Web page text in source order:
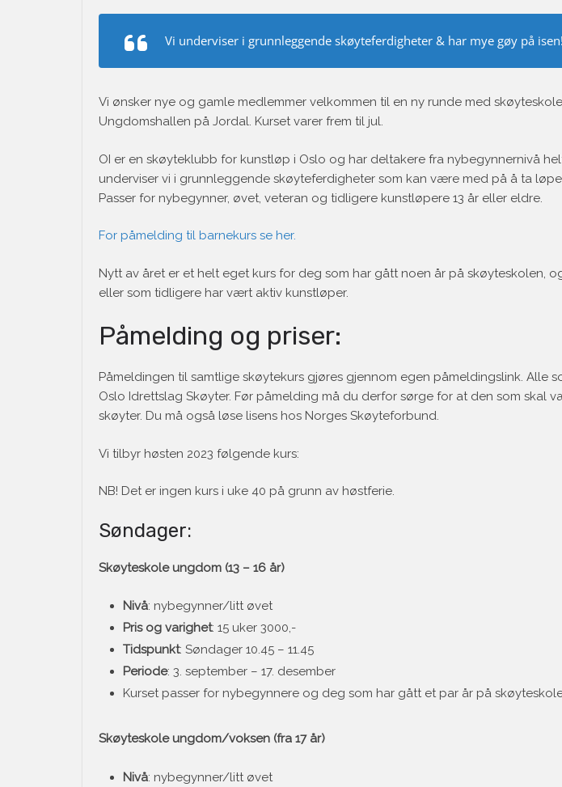
Vi underviser i grunnleggende skøyteferdigheter & har mye gøy på isen!
Vi ønsker nye og gamle medlemmer velkommen til en ny runde med
Ungdomshallen på Jordal. Kurset varer frem til jul.
OI er en skøyteklubb for kunstløp i Oslo og har deltakere fra nybegynnernivå
underviser vi i grunnleggende skøyteferdigheter som kan være med på å ta
Passer for nybegynner, øvet, veteran og tidligere kunstløpere 13 år eller eldre.
For påmelding til barnekurs se her.
Nytt av året er et helt eget kurs for deg som har gått noen år på skøyteskolen,
eller som tidligere har vært aktiv kunstløper.
Påmelding og priser:
Påmeldingen til samtlige skøytekurs gjøres gjennom egen påmeldingslink. Alle
Oslo Idrettslag Skøyter. Før påmelding må du derfor sørge for at den som skal
skøyter. Du må også løse lisens hos Norges Skøyteforbund.
Vi tilbyr høsten 2023 følgende kurs:
NB! Det er ingen kurs i uke 40 på grunn av høstferie.
Søndager:
Skøyteskole ungdom (13 – 16 år)
Nivå: nybegynner/litt øvet
Pris og varighet: 15 uker 3000,-
Tidspunkt: Søndager 10.45 – 11.45
Periode: 3. september – 17. desember
Kurset passer for nybegynnere og deg som har gått et par år på
Skøyteskole ungdom/voksen (fra 17 år)
Nivå: nybegynner/litt øvet